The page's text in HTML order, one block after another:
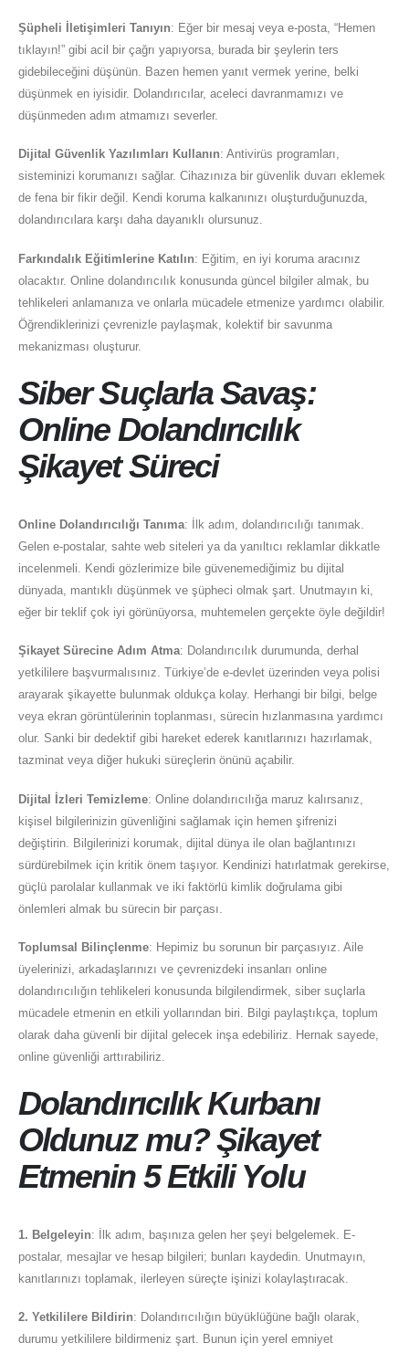
Şüpheli İletişimleri Tanıyın: Eğer bir mesaj veya e-posta, “Hemen
tıklayın!” gibi acil bir çağrı yapıyorsa, burada bir şeylerin ters
gidebileceğini düşünün. Bazen hemen yanıt vermek yerine, belki
düşünmek en iyisidir. Dolandırıcılar, aceleci davranmamızı ve
düşünmeden adım atmamızı severler.
Dijital Güvenlik Yazılımları Kullanın: Antivirüs programları,
sisteminizi korumanızı sağlar. Cihazınıza bir güvenlik duvarı eklemek
de fena bir fikir değil. Kendi koruma kalkanınızı oluşturduğunuzda,
dolandırıcılara karşı daha dayanıklı olursunuz.
Farkındalık Eğitimlerine Katılın: Eğitim, en iyi koruma aracınız
olacaktır. Online dolandırıcılık konusunda güncel bilgiler almak, bu
tehlikeleri anlamanıza ve onlarla mücadele etmenize yardımcı olabilir.
Öğrendiklerinizi çevrenizle paylaşmak, kolektif bir savunma
mekanizması oluşturur.
Siber Suçlarla Savaş:
Online Dolandırıcılık
Şikayet Süreci
Online Dolandırıcılığı Tanıma: İlk adım, dolandırıcılığı tanımak.
Gelen e-postalar, sahte web siteleri ya da yanıltıcı reklamlar dikkatle
incelenmeli. Kendi gözlerimize bile güvenemediğimiz bu dijital
dünyada, mantıklı düşünmek ve şüpheci olmak şart. Unutmayın ki,
eğer bir teklif çok iyi görünüyorsa, muhtemelen gerçekte öyle değildir!
Şikayet Sürecine Adım Atma: Dolandırıcılık durumunda, derhal
yetkililere başvurmalısınız. Türkiye’de e-devlet üzerinden veya polisi
arayarak şikayette bulunmak oldukça kolay. Herhangi bir bilgi, belge
veya ekran görüntülerinin toplanması, sürecin hızlanmasına yardımcı
olur. Sanki bir dedektif gibi hareket ederek kanıtlarınızı hazırlamak,
tazminat veya diğer hukuki süreçlerin önünü açabilir.
Dijital İzleri Temizleme: Online dolandırıcılığa maruz kalırsanız,
kişisel bilgilerinizin güvenliğini sağlamak için hemen şifrenizi
değiştirin. Bilgilerinizi korumak, dijital dünya ile olan bağlantınızı
sürdürebilmek için kritik önem taşıyor. Kendinizi hatırlatmak gerekirse,
güçlü parolalar kullanmak ve iki faktörlü kimlik doğrulama gibi
önlemleri almak bu sürecin bir parçası.
Toplumsal Bilinçlenme: Hepimiz bu sorunun bir parçasıyız. Aile
üyelerinizi, arkadaşlarınızı ve çevrenizdeki insanları online
dolandırıcılığın tehlikeleri konusunda bilgilendirmek, siber suçlarla
mücadele etmenin en etkili yollarından biri. Bilgi paylaştıkça, toplum
olarak daha güvenli bir dijital gelecek inşa edebiliriz. Hernak sayede,
online güvenliği arttırabiliriz.
Dolandırıcılık Kurbanı
Oldunuz mu? Şikayet
Etmenin 5 Etkili Yolu
1. Belgeleyin: İlk adım, başınıza gelen her şeyi belgelemek. E-
postalar, mesajlar ve hesap bilgileri; bunları kaydedin. Unutmayın,
kanıtlarınızı toplamak, ilerleyen süreçte işinizi kolaylaştıracak.
2. Yetkililere Bildirin: Dolandırıcılığın büyüklüğüne bağlı olarak,
durumu yetkililere bildirmeniz şart. Bunun için yerel emniyet